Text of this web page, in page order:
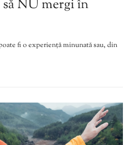
să NU mergi în
fi o experiență minunată sau, din